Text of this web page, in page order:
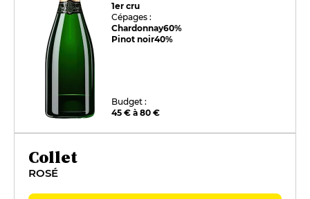
1er cru
Cépages :
Chardonnay60%
Pinot noir40%
Budget :
45 € à 80 €
Collet
ROSÉ